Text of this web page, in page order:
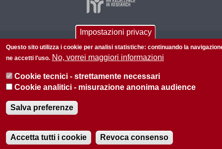
© 2026 Università di Padova - Tutti i diritti riservati
P.I. 00742430283 C.F. 80006480281
Informazioni su questo sito Privacy policy
Impostazioni privacy
Questo sito utilizza i cookie per analisi statistiche: continuando la
ne accetti l'uso. No, vorrei maggiori informazioni
Cookie tecnici - strettamente necessari
Cookie analitici - misurazione anonima audience
Salva preferenze
Accetta tutti i cookie Revoca consenso